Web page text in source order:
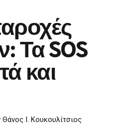
Τα SOS
και
Θάνος Ι. Κουκουλίτσιος